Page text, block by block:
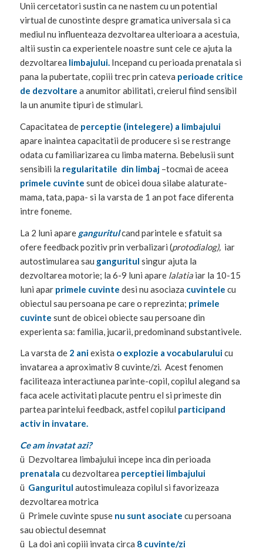
Unii cercetatori sustin ca ne nastem cu un potential
virtual de cunostinte despre gramatica universala si ca
mediul nu influenteaza dezvoltarea ulterioara a acestuia,
altii sustin ca experientele noastre sunt cele ce ajuta la
dezvoltarea limbajului.Incepand cu perioada prenatala si
pana la pubertate, copiii trec prin cateva perioade critice
de dezvoltare a anumitor abilitati, creierul fiind sensibil
la un anumite tipuri de stimulari.
Capacitatea de perceptie (intelegere) a limbajului
apare inaintea capacitatii de producere si se restrange
odata cu familiarizarea cu limba materna. Bebelusii sunt
sensibili la regularitatile din limbaj–tocmai de aceea
primele cuvinte sunt de obicei doua silabe alaturate-
mama, tata, papa- si la varsta de 1 an pot face diferenta
intre foneme.
La 2 luni apare ganguritulcand parintele e sfatuit sa
ofere feedback pozitiv prin verbalizari (protodialog), iar
autostimularea sau ganguritul singur ajuta la
dezvoltarea motorie; la 6-9 luni apare lalatiaiar la 10-15
luni aparprimele cuvinte desi nu asociaza cuvintele cu
obiectul sau persoana pe care o reprezinta; primele
cuvinte sunt de obicei obiecte sau persoane din
experienta sa: familia, jucarii, predominand substantivele.
La varsta de 2 aniexista o explozie a vocabularuluicu
invatarea a aproximativ 8 cuvinte/zi. Acest fenomen
faciliteaza interactiunea parinte-copil, copilul alegand sa
faca acele activitati placute pentru el si primeste din
partea parintelui feedback, astfel copilul participand
activ in invatare.
Ce am invatat azi?
ü Dezvoltarea limbajului incepe inca din perioada
prenatala cu dezvoltarea perceptiei limbajului
ü Ganguritul autostimuleaza copilul si favorizeaza
dezvoltarea motrica
ü Primele cuvinte spuse nu sunt asociate cu persoana
sau obiectul desemnat
ü La doi ani copiii invata circa 8 cuvinte/zi